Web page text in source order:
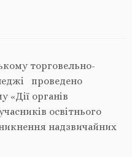
торговельно-
проведено
«Дії органів
освітнього
надзвичайних